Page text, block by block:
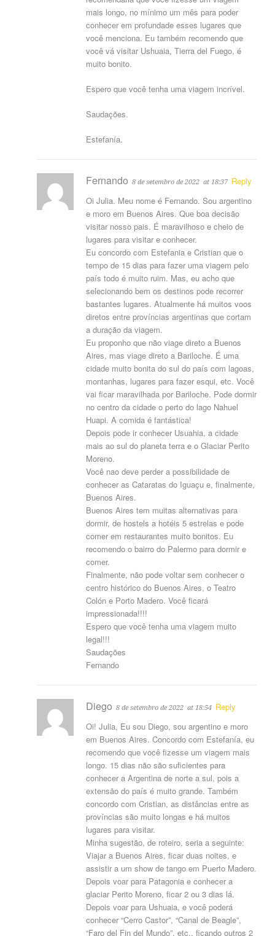
mais longo, no mínimo um mês para poder
conhecer em profundade esses lugares que
você menciona. Eu também recomendo que
você vá visitar Ushuaia, Tierra del Fuego, é
muito bonito.
Espero que você tenha uma viagem incrível.
Saudações.
Estefanía.
Fernando 8 de setembro de 2022 at 18:37 Reply
Oi Julia. Meu nome é Fernando. Sou argentino
e moro em Buenos Aires. Que boa decisão
visitar nosso pais. É maravilhoso e cheio de
lugares para visitar e conhecer.
Eu concordo com Estefania e Cristian que o
tempo de 15 dias para fazer uma viagem pelo
país todo é muito ruim. Mas, eu acho que
selecionando bem os destinos pode recorrer
bastantes lugares. Atualmente há muitos voos
diretos entre províncias argentinas que cortam
a duração da viagem.
Eu proponho que não viage direto a Buenos
Aires, mas viage direto a Bariloche. É uma
cidade muito bonita do sul do país com lagoas,
montanhas, lugares para fazer esqui, etc. Você
vai ficar maravilhada por Bariloche. Pode dormir
no centro da cidade o perto do lago Nahuel
Huapi. A comida é fantástica!
Depois pode ir conhecer Usuahia, a cidade
mais ao sul do planeta terra e o Glaciar Perito
Moreno.
Você nao deve perder a possibilidade de
conhecer as Cataratas do Iguaçu e, finalmente,
Buenos Aires.
Buenos Aires tem muitas alternativas para
dormir, de hostels a hotéis 5 estrelas e pode
comer em restaurantes muito bonitos. Eu
recomendo o bairro do Palermo para dormir e
comer.
Finalmente, não pode voltar sem conhecer o
centro histórico do Buenos Aires, o Teatro
Colón e Porto Madero. Você ficará
impressionada!!!!
Espero que você tenha uma viagem muito
legal!!!
Saudações
Fernando
Diego 8 de setembro de 2022 at 18:54 Reply
Oi! Julia, Eu sou Diego, sou argentino e moro
em Buenos Aires. Concordo com Estefanía, eu
recomendo que você fizesse um viagem mais
longo. 15 dias não são suficientes para
conhecer a Argentina de norte a sul, pois a
extensão do país é muito grande. Também
concordo com Cristian, as distâncias entre as
províncias são muito longas e há muitos
lugares para visitar.
Minha sugestão, de roteiro, seria a seguinte:
Viajar a Buenos Aires, ficar duas noites, e
assistir a um show de tango em Puerto Madero.
Depois voar para Patagonia e conhecer a
glaciar Perito Moreno, ficar 2 ou 3 dias lá.
Depois voar para Ushuaia, e você poderá
conhecer “Cerro Castor”, “Canal de Beagle”,
“Faro del Fin del Mundo”, etc., ficando outros 2